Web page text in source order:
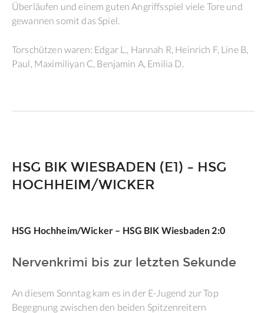
Überläufen und einem guten Angriffsspiel viele Tore und
gewannen somit das Spiel.
Torschützen waren: Edgar L., Hannah R, Heinrich F, Line B,
Paul, Maximiliyan C, Benjamin A, Emilia D.
HSG BIK WIESBADEN (E1) – HSG
HOCHHEIM/WICKER
HSG Hochheim/Wicker – HSG BIK Wiesbaden 2:0
Nervenkrimi bis zur letzten Sekunde
An diesem Sonntag kam es in der E-Jugend zur Top
Begegnung zwischen den beiden Spitzenreitern